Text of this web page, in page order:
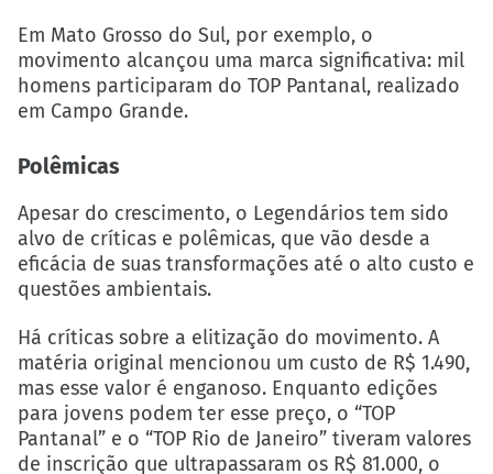
Em Mato Grosso do Sul, por exemplo, o
movimento alcançou uma marca significativa: mil
homens participaram do TOP Pantanal, realizado
em Campo Grande.
Polêmicas
Apesar do crescimento, o Legendários tem sido
alvo de críticas e polêmicas, que vão desde a
eficácia de suas transformações até o alto custo e
questões ambientais.
Há críticas sobre a elitização do movimento. A
matéria original mencionou um custo de R$ 1.490,
mas esse valor é enganoso. Enquanto edições
para jovens podem ter esse preço, o “TOP
Pantanal” e o “TOP Rio de Janeiro” tiveram valores
de inscrição que ultrapassaram os R$ 81.000, o